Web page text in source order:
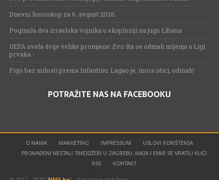
Dnevni horoskop za 6. avgust.2026.
Poginula dva izraelska vojnika u eksploziji na jugu Libana
UEFA uvela dvije velike promjene: Evo šta se odmah mijenja u Ligi
prvaka
Figo bez milosti prema Infantinu: Lagao je, mora otići, odmah!
POTRAŽITE NAS NA FACEBOOKU
O NAMA MARKETING IMPRESSUM
USLOVI KORIŠTENJA
PRONAĐENI NESTALI TINEJDŽERI U ZAGREBU: MAJA I EMIR SE VRATILI KUĆI
RSS
KONTAKT